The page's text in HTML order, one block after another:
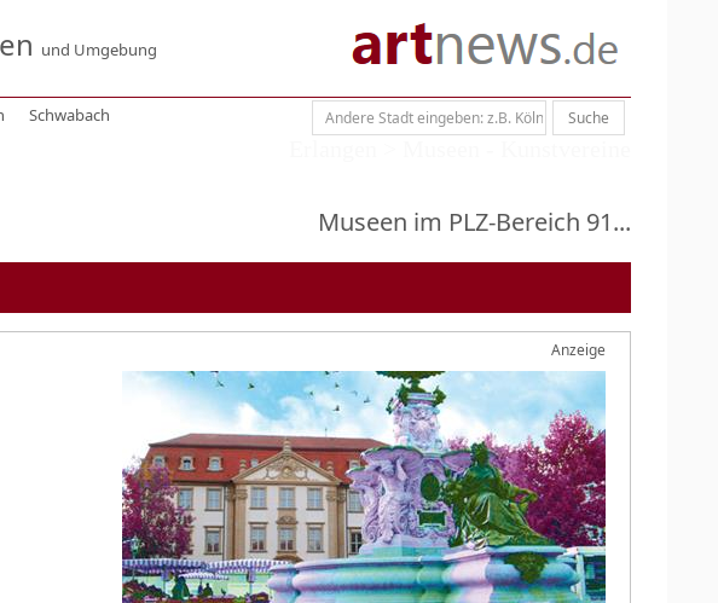
und Umgebung
Schwabach
Museen im PLZ-Bereich 91...
Anzeige